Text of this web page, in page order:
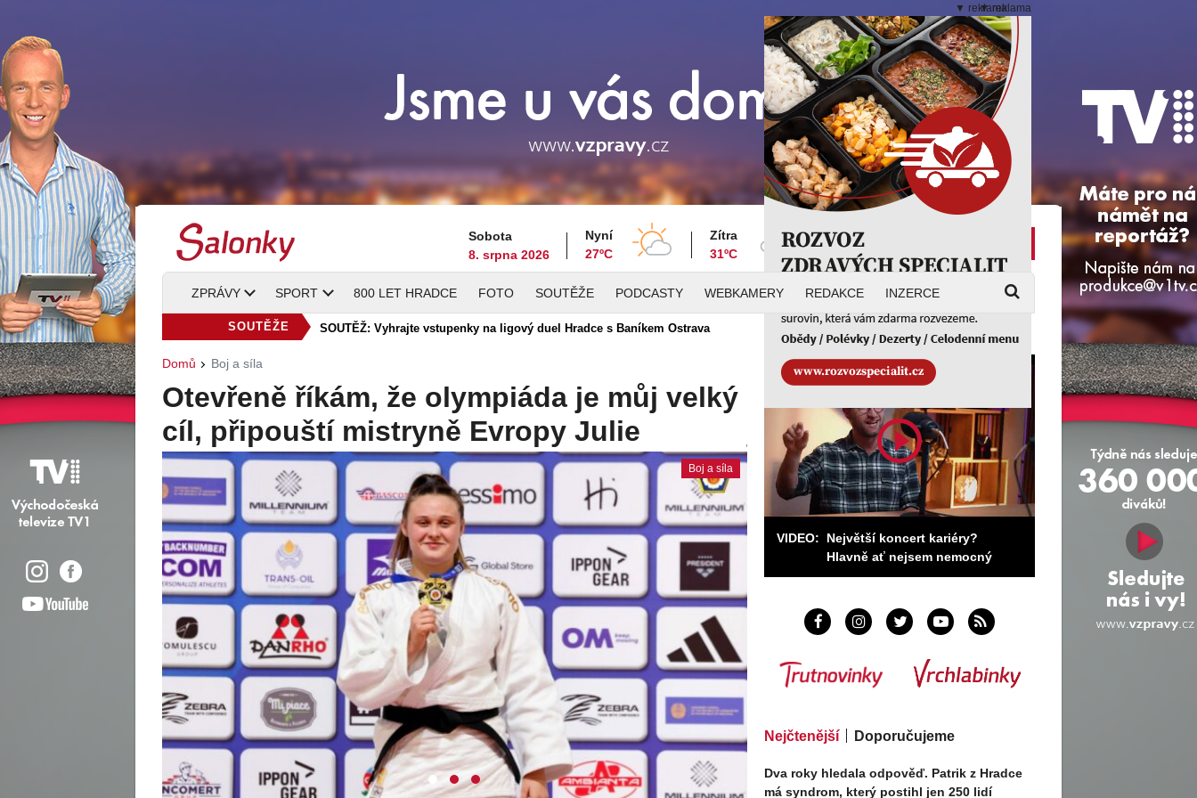
Sobota
8. srpna 2026
Nyní
27ºC
Zítra
31ºC
Svátek má
Soběslav
ZPRÁVY SPORT 800 LET HRADCE FOTO SOUTĚŽE PODCASTY WEBKAMERY REDAKCE INZERCE
SOUTĚŽE SOUTĚŽ: Vyhrajte vstupenky na ligový duel Hradce s Baníkem Ostrava
Domů Boj a síla
můj velký
Kincl měl po cestě z Frankfurtu nehodu,
jeho auto skončilo na střeše
Boj a síla
Kincl titul střední váhy
Engizek ho porazil na body
VIDEO:
Největší koncert kariéry?
Hlavně ať nejsem nemocný
Nejčtenější Doporučujeme
Dva roky hledala odpověď. Patrik z Hradce
má syndrom, který postihl jen 250 lidí
▼ reklama
▼ reklama